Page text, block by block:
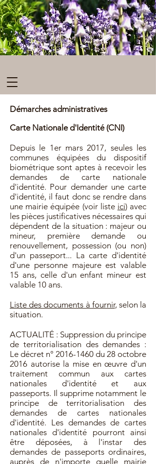
Démarches administratives
Carte Nationale d'Identité (CNI)
Depuis le 1er mars 2017, seules les
communes équipées du dispositif
biométrique sont aptes à recevoir les
demandes de carte nationale
d'identité. Pour demander une carte
d'identité, il faut donc se rendre dans
une mairie équipée (voir liste ici) avec
les pièces justificatives nécessaires qui
dépendent de la situation : majeur ou
mineur, première demande ou
renouvellement, possession (ou non)
d'un passeport... La carte d'identité
d'une personne majeure est valable
15 ans, celle d'un enfant mineur est
valable 10 ans.
Liste des documents à fournir, selon la
situation.
ACTUALITÉ : Suppression du principe
de territorialisation des demandes :
Le décret n° 2016-1460 du 28 octobre
2016 autorise la mise en œuvre d'un
traitement commun aux cartes
nationales d'identité et aux
passeports. Il supprime notamment le
principe de territorialisation des
demandes de cartes nationales
d'identité. Les demandes de cartes
nationales d'identité pourront ainsi
être déposées, à l'instar des
demandes de passeports ordinaires,
auprès de n'importe quelle mairie